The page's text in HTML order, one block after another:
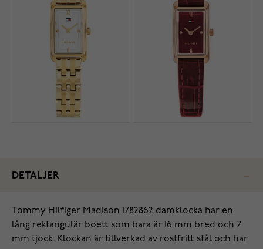
DETALJER
Tommy Hilfiger Madison 1782862 damklocka har en
lång rektangulär boett som bara är 16 mm bred och 7
mm tjock. Klockan är tillverkad av rostfritt stål och har